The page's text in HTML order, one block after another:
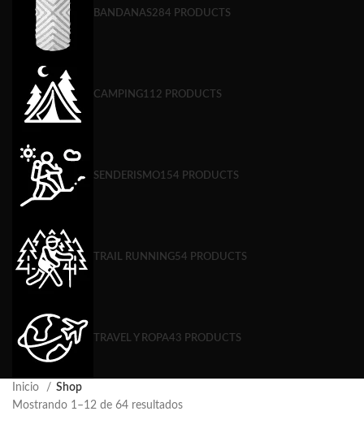
BANDANAS284 PRODUCTS
CAMPING112 PRODUCTS
SENDERISMO154 PRODUCTS
TRAIL RUNNING54 PRODUCTS
TRAVEL Y ROPA43 PRODUCTS
Inicio
Shop
Mostrando 1–12 de 64 resultados